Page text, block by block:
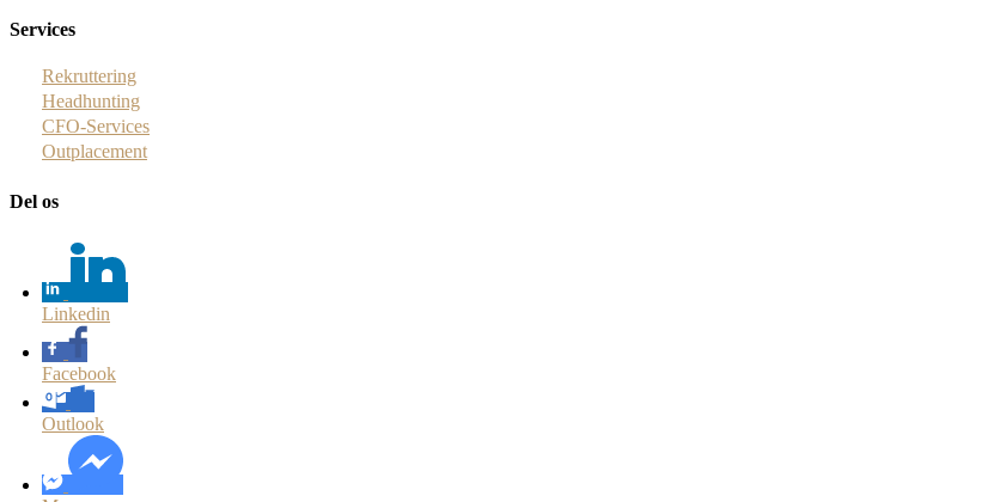
Services
Rekruttering
Headhunting
CFO-Services
Outplacement
Del os
Linkedin
Facebook
Outlook